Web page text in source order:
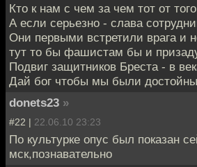
Кто к нам с чем за чем тот от
А если серьезно - слава
Они первыми встретили врага и
тут то бы фашистам бы и
Подвиг защитников Бреста - в
Дай бог чтобы мы были
donets23 »
#22 | 22.06.10 23:23
По культурке опус был показан
мск,познавательно